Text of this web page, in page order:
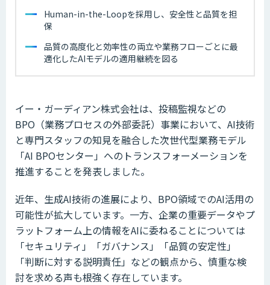
Human-in-the-Loopを採用し、安全性と品質を担
保
品質の高度化と効率性の両立や業務フローごとに最
適化したAIモデルの適用継続を図る
イー・ガーディアン株式会社は、投稿監視などの
BPO（業務プロセスの外部委託）事業において、AI技術
と専門スタッフの知見を融合した次世代型業務モデル
「AI BPOセンター」へのトランスフォーメーションを
推進することを発表しました。
近年、生成AI技術の進展により、BPO領域でのAI活用の
可能性が拡大しています。一方、企業の重要データやプ
ラットフォーム上の情報をAIに委ねることについては
「セキュリティ」「ガバナンス」「品質の安定性」
「判断に対する説明責任」などの観点から、慎重な検
討を求める声も根強く存在しています。